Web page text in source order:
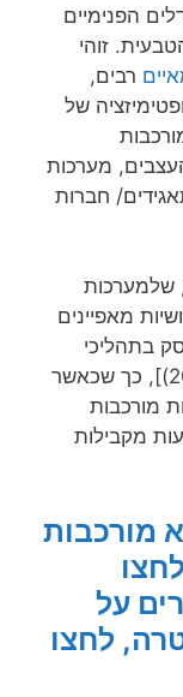
הפנימיים
זוהי
רבים,
של
מערכות
חברות
שלמערכות
מאפיינים
בתהליכי
"ייצור ידע" בקרב פטריות (הוברמן, 2011)], כך שכאשר
מורכבות
מקבילות
מורכבות
על
לחצו